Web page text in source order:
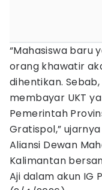
“Mahasiswa baru
orang khawatir
dihentikan.
membayar UKT
Pemerintah
Gratispol,”
Aliansi Dewan
Kalimantan
Aji dalam akun IG